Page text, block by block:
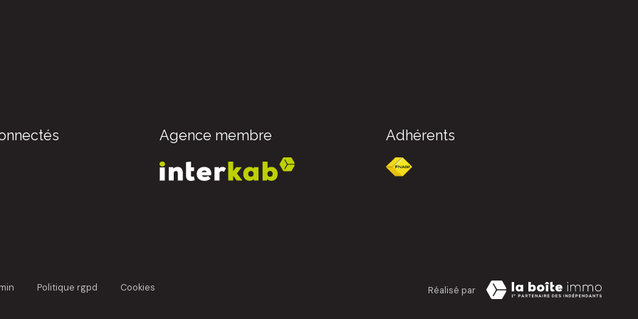
Agence membre Adhérents
politique rgpd cookies Réalisé par